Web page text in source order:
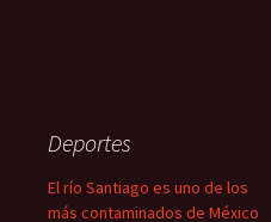
Deportes
El río Santiago es uno de los
más contaminados de México